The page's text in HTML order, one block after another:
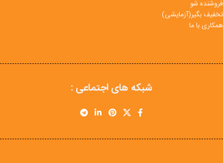
فروشنده شو
تخفیف بگیر(آزمایشی)
همکاری با ما
شبکه های اجتماعی :